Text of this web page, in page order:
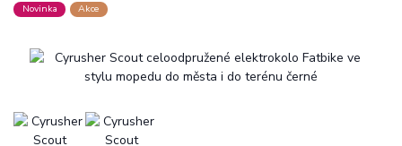
Novinka Akce